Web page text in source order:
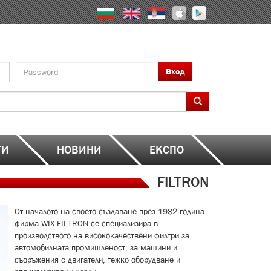
Вход
НОВИНИ ЕКСПО
FILTRON
От началото на своето създаване през 1982 година
фирма WIX-FILTRON се специализира в
производството на висококачествени филтри за
автомобилната промишленост, за машини и
съоръжения с двигатели, тежко оборудване и